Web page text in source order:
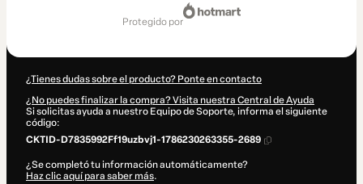
protegido por
¿Tienes dudas sobre el producto? Ponte en contacto
¿No puedes finalizar la compra? Visita nuestra Central de Ayuda
Si solicitas ayuda a nuestro Equipo de Soporte, informa el siguiente
código:
CKTID-D7835992Ff19uzbvj1-1786230263355-2689
¿Se completó tu información automáticamente?
Haz clic aquí para saber más.